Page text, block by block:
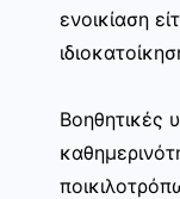
ενοικίαση
Βοηθητικές